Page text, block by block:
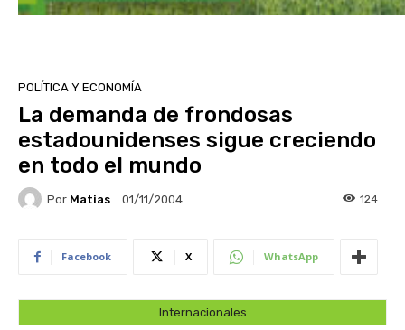
POLÍTICA Y ECONOMÍA
La demanda de frondosas
estadounidenses sigue creciendo
en todo el mundo
Por Matias 01/11/2004 124
Facebook X WhatsApp
Internacionales